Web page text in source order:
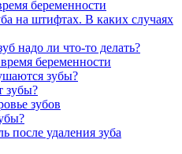
беременности
на штифтах. В каких случаях
надо ли что-то делать?
беременности
зубы?
зубы?
зубов
после удаления зуба